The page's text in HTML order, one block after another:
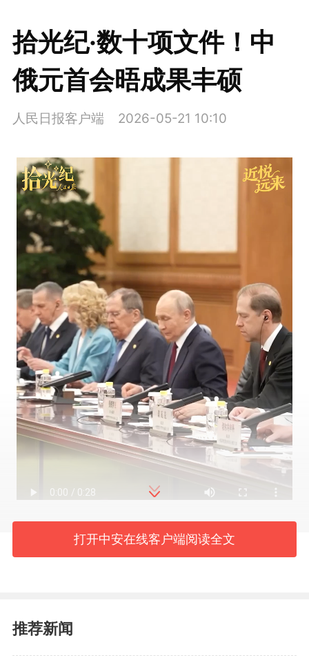
拾光纪·数十项文件！中
俄元首会晤成果丰硕
人民日报客户端 2026-05-21 10:10
联邦关于进一步加强全面战略协
打开中安在线客户端阅读全文
推荐新闻